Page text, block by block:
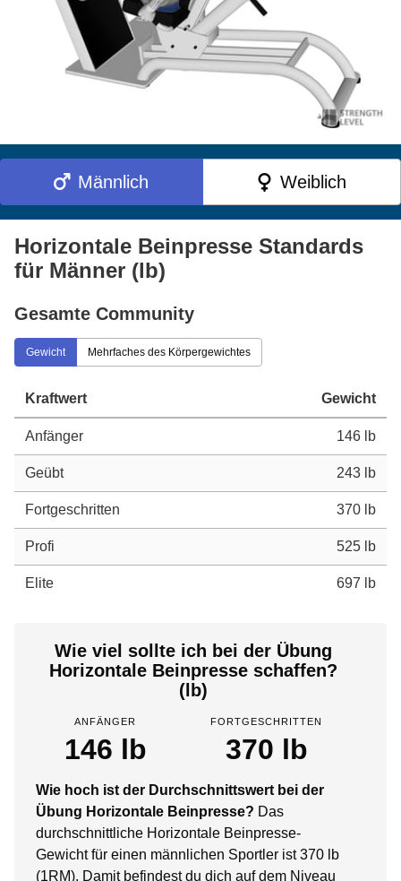
Männlich Weiblich
Horizontale Beinpresse Standards
für Männer (lb)
Gesamte Community
Gewicht Mehrfaches des Körpergewichtes
Kraftwert Gewicht
Anfänger 146 lb
Geübt 243 lb
Fortgeschritten 370 lb
Profi 525 lb
Elite 697 lb
Wie viel sollte ich bei der Übung
Horizontale Beinpresse schaffen?
(lb)
ANFÄNGER
146 lb
FORTGESCHRITTEN
370 lb
Wie hoch ist der Durchschnittswert bei der
Übung Horizontale Beinpresse? Das
durchschnittliche Horizontale Beinpresse-
Gewicht für einen männlichen Sportler ist 370 lb
(1RM). Damit befindest du dich auf dem Niveau